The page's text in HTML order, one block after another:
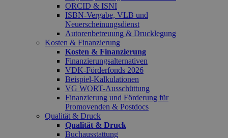
ORCID & ISNI
ISBN-Vergabe, VLB und
Neuerscheinungsdienst
Autorenbetreuung & Drucklegung
Kosten & Finanzierung
Kosten & Finanzierung
Finanzierungsalternativen
VDK-Förderfonds 2026
Beispiel-Kalkulationen
VG WORT-Ausschüttung
Finanzierung und Förderung für
Promovenden & Postdocs
Qualität & Druck
Qualität & Druck
Buchausstattung